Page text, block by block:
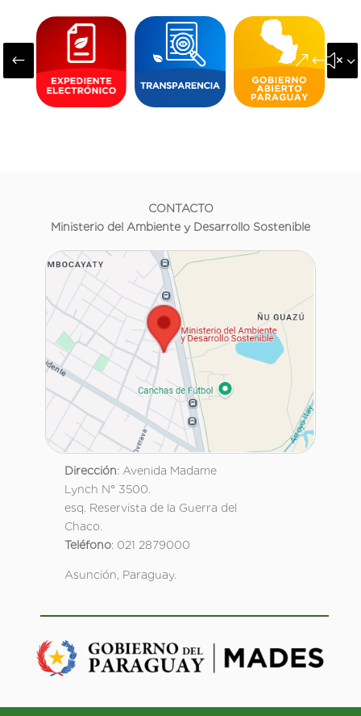
#
CONTACTO
Ministerio del Ambiente y Desarrollo Sostenible
Dirección: Avenida Madame
Lynch N° 3500.
esq. Reservista de la Guerra del
Chaco.
Teléfono: 021 2879000
Asunción, Paraguay.